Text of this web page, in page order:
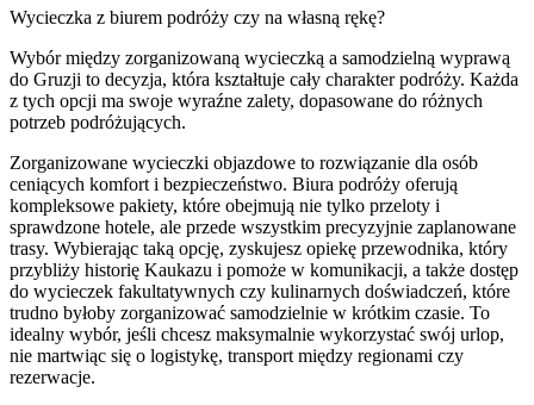
Wycieczka z biurem podróży czy na własną rękę?
Wybór między zorganizowaną wycieczką a samodzielną wyprawą
do Gruzji to decyzja, która kształtuje cały charakter podróży. Każda
z tych opcji ma swoje wyraźne zalety, dopasowane do różnych
potrzeb podróżujących.
Zorganizowane wycieczki objazdowe to rozwiązanie dla osób
ceniących komfort i bezpieczeństwo. Biura podróży oferują
kompleksowe pakiety, które obejmują nie tylko przeloty i
sprawdzone hotele, ale przede wszystkim precyzyjnie zaplanowane
trasy. Wybierając taką opcję, zyskujesz opiekę przewodnika, który
przybliży historię Kaukazu i pomoże w komunikacji, a także dostęp
do wycieczek fakultatywnych czy kulinarnych doświadczeń, które
trudno byłoby zorganizować samodzielnie w krótkim czasie. To
idealny wybór, jeśli chcesz maksymalnie wykorzystać swój urlop,
nie martwiąc się o logistykę, transport między regionami czy
rezerwacje.